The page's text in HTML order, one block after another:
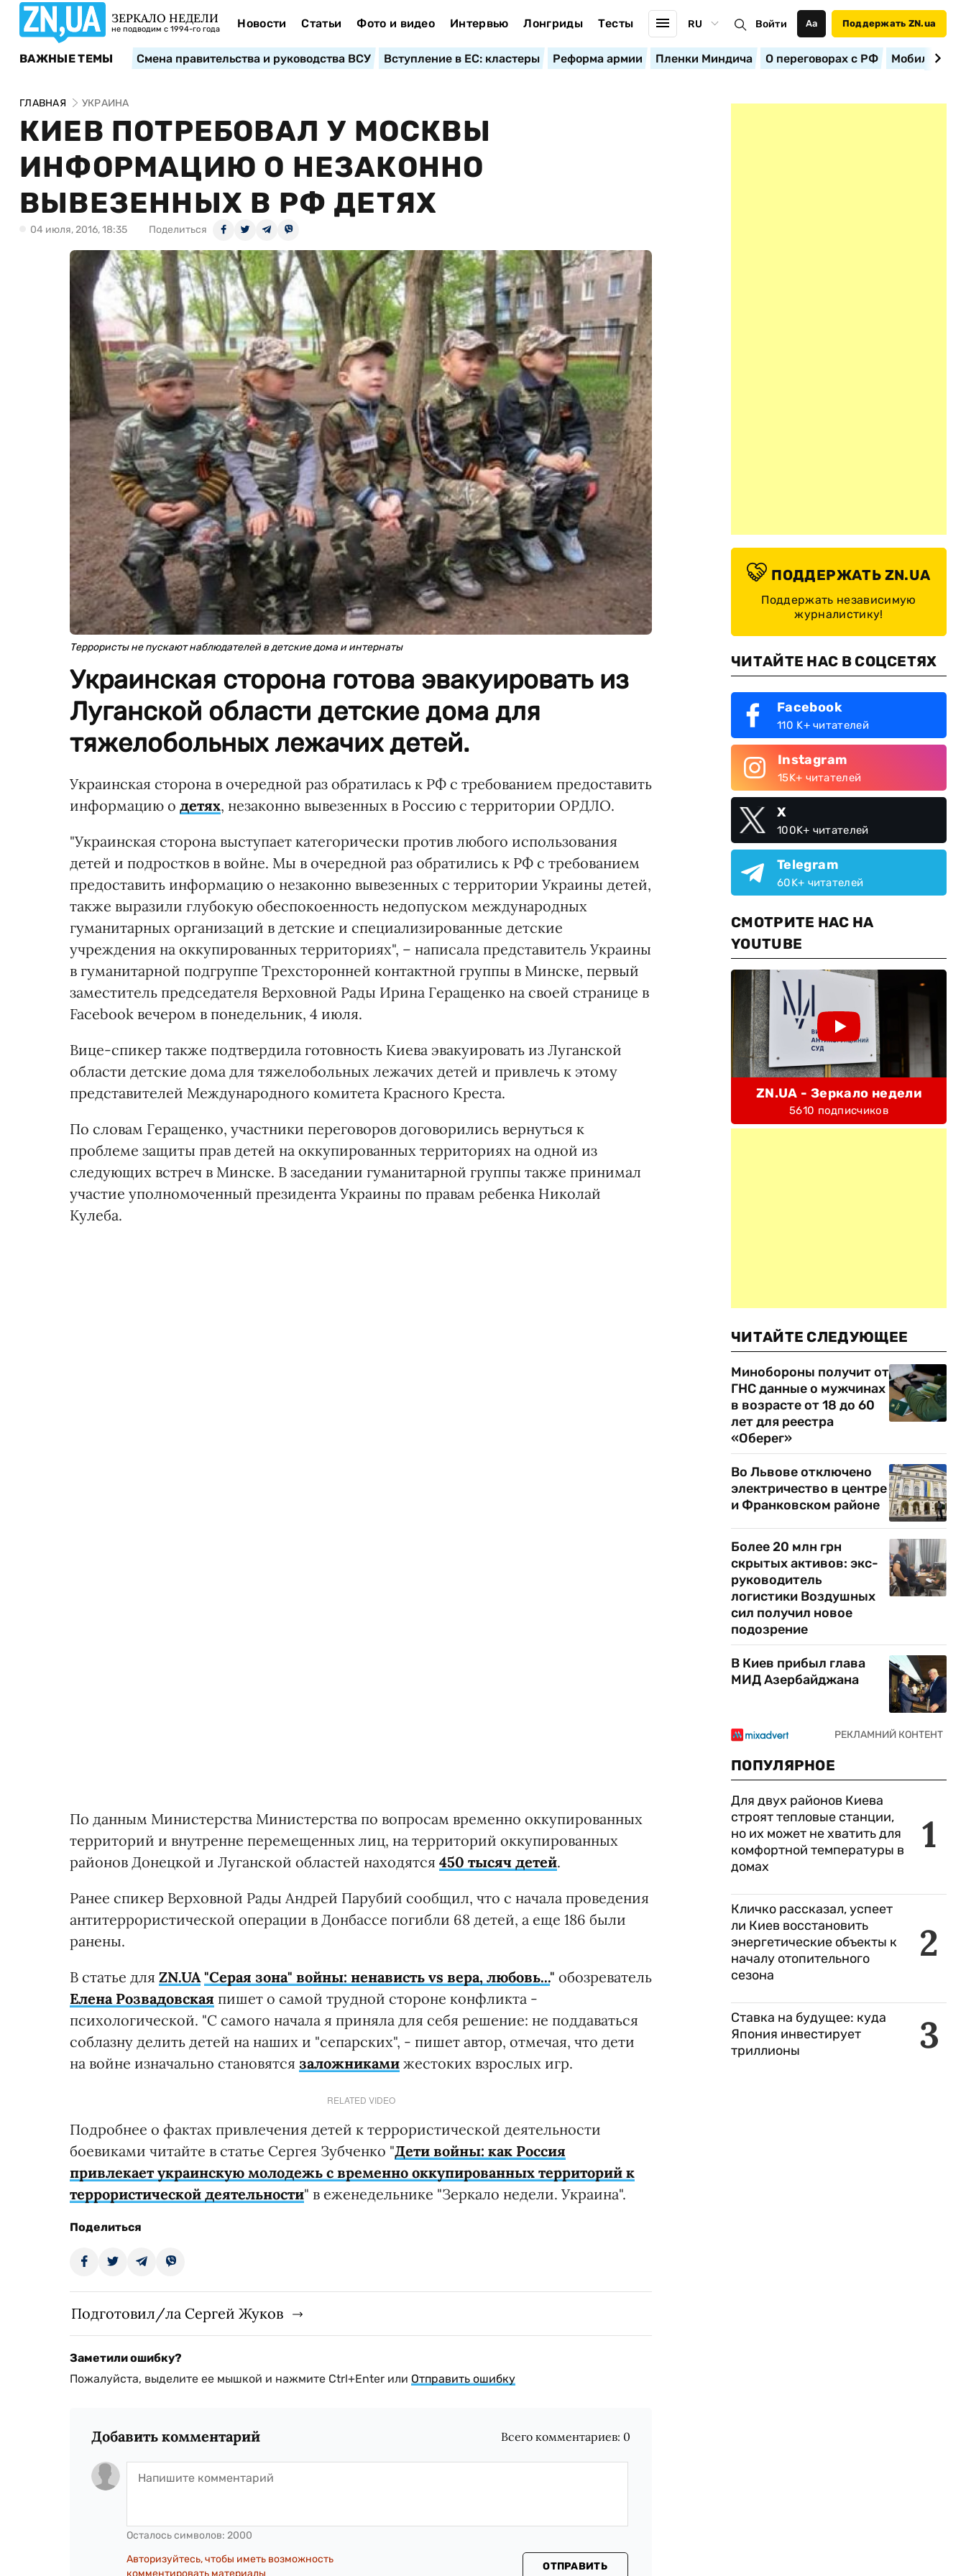
ЗЕРКАЛО НЕДЕЛИ
не подводим с 1994-го года Новости Статьи Фото и видео Интервью Лонгриды Тесты RU Войти Аа Поддержать ZN.ua
ВАЖНЫЕ ТЕМЫ Смена правительства и руководства ВСУ Вступление в ЕС: кластеры Реформа армии Пленки Миндича О переговорах с РФ
ГЛАВНАЯ УКРАИНА
КИЕВ ПОТРЕБОВАЛ У МОСКВЫ
ИНФОРМАЦИЮ О НЕЗАКОННО
ВЫВЕЗЕННЫХ В РФ ДЕТЯХ
04 июля, 2016, 18:35 Поделиться
Террористы не пускают наблюдателей в детские дома и интернаты
Украинская сторона готова эвакуировать из
Луганской области детские дома для
тяжелобольных лежачих детей.
Украинская сторона в очередной раз обратилась к РФ с требованием предоставить
информацию о детях, незаконно вывезенных в Россию с территории ОРДЛО.
"Украинская сторона выступает категорически против любого использования
детей и подростков в войне. Мы в очередной раз обратились к РФ с требованием
предоставить информацию о незаконно вывезенных с территории Украины детей,
также выразили глубокую обеспокоенность недопуском международных
гуманитарных организаций в детские и специализированные детские
учреждения на оккупированных территориях", – написала представитель Украины
в гуманитарной подгруппе Трехсторонней контактной группы в Минске, первый
заместитель председателя Верховной Рады Ирина Геращенко на своей странице в
Facebook вечером в понедельник, 4 июля.
Вице-спикер также подтвердила готовность Киева эвакуировать из Луганской
области детские дома для тяжелобольных лежачих детей и привлечь к этому
представителей Международного комитета Красного Креста.
По словам Геращенко, участники переговоров договорились вернуться к
проблеме защиты прав детей на оккупированных территориях на одной из
следующих встреч в Минске. В заседании гуманитарной группы также принимал
участие уполномоченный президента Украины по правам ребенка Николай
Кулеба.
По данным Министерства Министерства по вопросам временно оккупированных
территорий и внутренне перемещенных лиц, на территорий оккупированных
районов Донецкой и Луганской областей находятся 450 тысяч детей.
Ранее спикер Верховной Рады Андрей Парубий сообщил, что с начала проведения
антитеррористической операции в Донбассе погибли 68 детей, а еще 186 были
ранены.
В статье для ZN.UA "Серая зона" войны: ненависть vs вера, любовь..." обозреватель
Елена Розвадовская пишет о самой трудной стороне конфликта -
психологической. "С самого начала я приняла для себя решение: не поддаваться
соблазну делить детей на наших и "сепарских", - пишет автор, отмечая, что дети
на войне изначально становятся заложниками жестоких взрослых игр.
RELATED VIDEO
Подробнее о фактах привлечения детей к террористической деятельности
боевиками читайте в статье Сергея Зубченко "Дети войны: как Россия
привлекает украинскую молодежь с временно оккупированных территорий к
террористической деятельности" в еженедельнике "Зеркало недели. Украина".
Поделиться
Подготовил/ла Сергей Жуков
Заметили ошибку?
Пожалуйста, выделите ее мышкой и нажмите Ctrl+Enter или Отправить ошибку
Добавить комментарий Всего комментариев: 0
Осталось символов: 2000
Авторизуйтесь, чтобы иметь возможность
комментировать материалы
ОТПРАВИТЬ
ПОДДЕРЖАТЬ ZN.UA
Поддержать независимую
журналистику!
ЧИТАЙТЕ НАС В СОЦСЕТЯХ
Facebook
110 K+ читателей
Instagram
15K+ читателей
X
100K+ читателей
Telegram
60K+ читателей
СМОТРИТЕ НАС НА
YOUTUBE
ZN.UA - Зеркало недели
5610 подписчиков
ЧИТАЙТЕ СЛЕДУЮЩЕЕ
Минобороны получит от
ГНС данные о мужчинах
в возрасте от 18 до 60
лет для реестра
«Оберег»
Во Львове отключено
электричество в центре
и Франковском районе
Более 20 млн грн
скрытых активов: экс-
руководитель
логистики Воздушных
сил получил новое
подозрение
В Киев прибыл глава
МИД Азербайджана
ПОПУЛЯРНОЕ
1
Для двух районов Киева
строят тепловые станции,
но их может не хватить для
комфортной температуры в
домах
2
Кличко рассказал, успеет
ли Киев восстановить
энергетические объекты к
началу отопительного
сезона
3
Ставка на будущее: куда
Япония инвестирует
триллионы